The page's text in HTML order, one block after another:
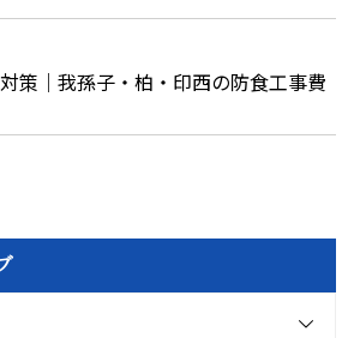
策｜我孫子・柏・印西の防食工事費